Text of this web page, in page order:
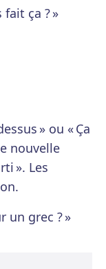
ça ? »
» ou « Ça
nouvelle
». Les
un grec ? »